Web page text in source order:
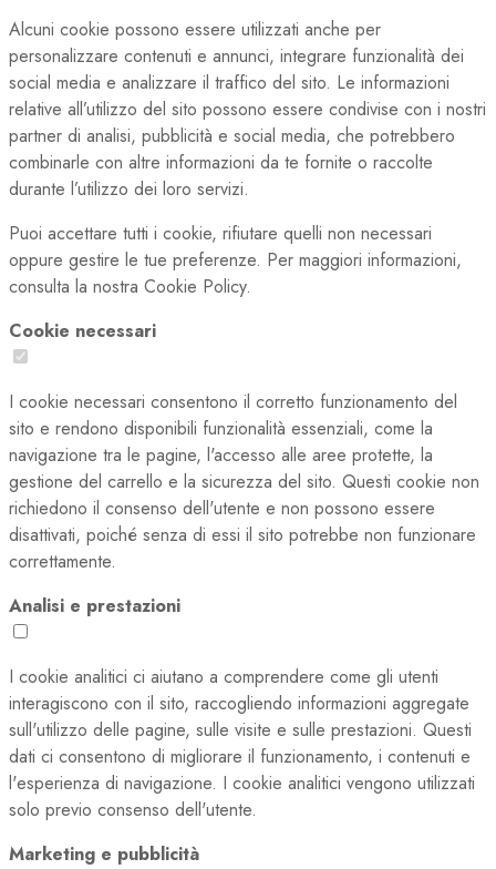
Alcuni cookie possono essere utilizzati anche per
personalizzare contenuti e annunci, integrare funzionalità dei
social media e analizzare il traffico del sito. Le informazioni
relative all’utilizzo del sito possono essere condivise con i nostri
partner di analisi, pubblicità e social media, che potrebbero
combinarle con altre informazioni da te fornite o raccolte
durante l’utilizzo dei loro servizi.
Puoi accettare tutti i cookie, rifiutare quelli non necessari
oppure gestire le tue preferenze. Per maggiori informazioni,
consulta la nostra Cookie Policy.
Cookie necessari
I cookie necessari consentono il corretto funzionamento del
sito e rendono disponibili funzionalità essenziali, come la
navigazione tra le pagine, l'accesso alle aree protette, la
gestione del carrello e la sicurezza del sito. Questi cookie non
richiedono il consenso dell'utente e non possono essere
disattivati, poiché senza di essi il sito potrebbe non funzionare
correttamente.
Analisi e prestazioni
I cookie analitici ci aiutano a comprendere come gli utenti
interagiscono con il sito, raccogliendo informazioni aggregate
sull'utilizzo delle pagine, sulle visite e sulle prestazioni. Questi
dati ci consentono di migliorare il funzionamento, i contenuti e
l'esperienza di navigazione. I cookie analitici vengono utilizzati
solo previo consenso dell'utente.
Marketing e pubblicità